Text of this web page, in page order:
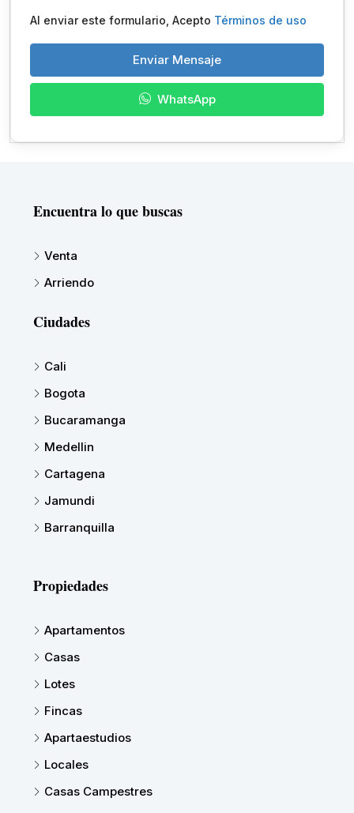
Al enviar este formulario, Acepto Términos de uso
Enviar Mensaje
WhatsApp
Encuentra lo que buscas
Venta
Arriendo
Ciudades
Cali
Bogota
Bucaramanga
Medellin
Cartagena
Jamundi
Barranquilla
Propiedades
Apartamentos
Casas
Lotes
Fincas
Apartaestudios
Locales
Casas Campestres